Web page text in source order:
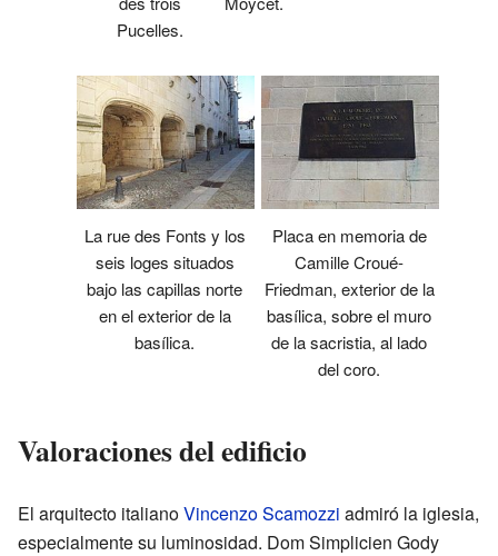
Pucelles.
La rue des Fonts y los
seis loges situados
bajo las capillas norte
en el exterior de la
basílica.
Placa en memoria de
Camille Croué-
Friedman, exterior de la
basílica, sobre el muro
de la sacristia, al lado
del coro.
Valoraciones del edificio
El arquitecto italianoVincenzo Scamozzi admiró la iglesia,
especialmente su luminosidad. Dom Simplicien Gody